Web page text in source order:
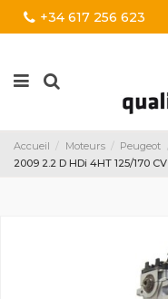
+34 617 256 623
Accueil Moteurs Peugeot
2009 2.2 D HDi 4HT 125/170 CV